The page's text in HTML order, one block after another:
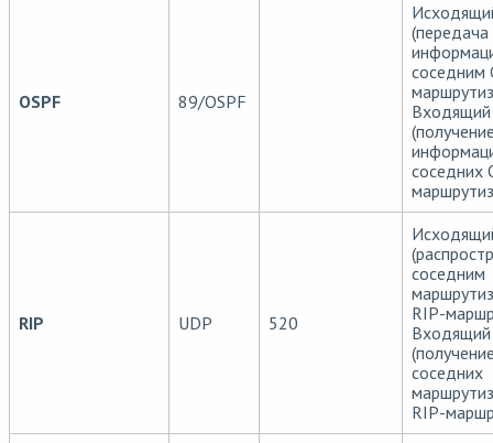
OSPF 89/OSPF
(передача
соседним
Входящий
соседних
RIP UDP 520
соседним
RIP-
Входящий
соседних
RIP-